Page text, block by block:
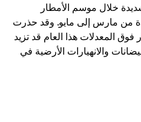
خلال موسم الأمطار
من مارس إلى مايو. وقد حذرت
المعدلات هذا العام قد تزيد
والانهيارات الأرضية في